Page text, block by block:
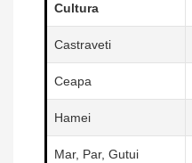
Cultura
Castraveti
Ceapa
Hamei
Mar, Par, Gutui